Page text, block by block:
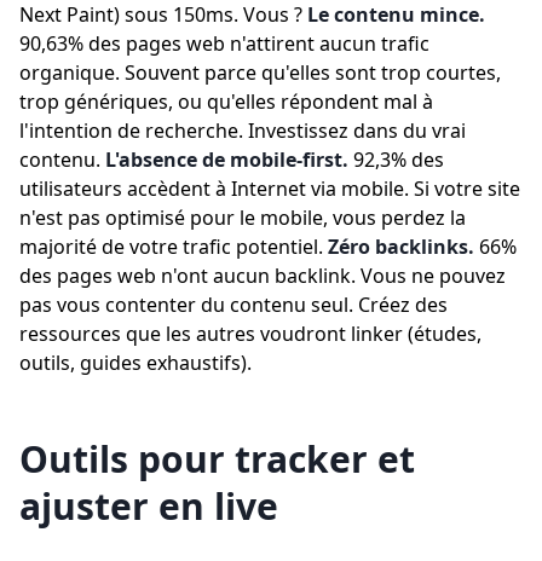
Next Paint) sous 150ms. Vous ? Le contenu mince.
90,63% des pages web n'attirent aucun trafic
organique. Souvent parce qu'elles sont trop courtes,
trop génériques, ou qu'elles répondent mal à
l'intention de recherche. Investissez dans du vrai
contenu. L'absence de mobile-first. 92,3% des
utilisateurs accèdent à Internet via mobile. Si votre site
n'est pas optimisé pour le mobile, vous perdez la
majorité de votre trafic potentiel. Zéro backlinks. 66%
des pages web n'ont aucun backlink. Vous ne pouvez
pas vous contenter du contenu seul. Créez des
ressources que les autres voudront linker (études,
outils, guides exhaustifs).
Outils pour tracker et
ajuster en live